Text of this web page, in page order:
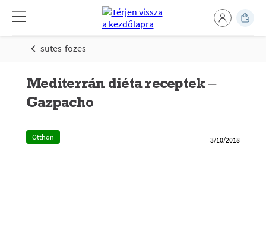
sutes-fozes
Mediterrán diéta receptek –
Gazpacho
Otthon 3/10/2018